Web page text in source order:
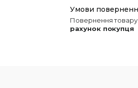
повернення
рахунок покупця